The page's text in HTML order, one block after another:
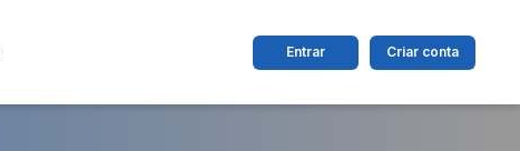
Entrar Criar conta